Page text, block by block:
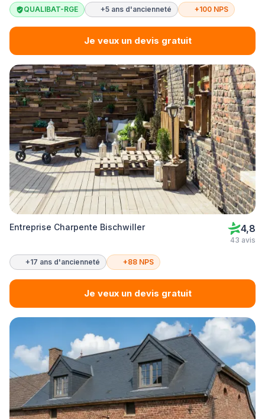
QUALIBAT-RGE +5 ans d'ancienneté +100 NPS
Je veux un devis gratuit
Entreprise Charpente Bischwiller 4,8
43 avis
+17 ans d'ancienneté +88 NPS
Je veux un devis gratuit